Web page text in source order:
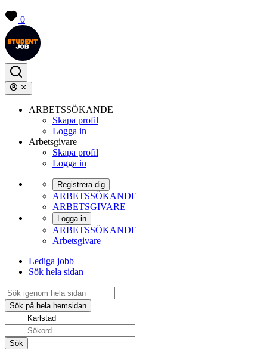
0
ARBETSSÖKANDE
Skapa profil
Logga in
Arbetsgivare
Skapa profil
Logga in
Registrera dig
ARBETSSÖKANDE
ARBETSGIVARE
Logga in
ARBETSSÖKANDE
Arbetsgivare
Lediga jobb
Sök hela sidan